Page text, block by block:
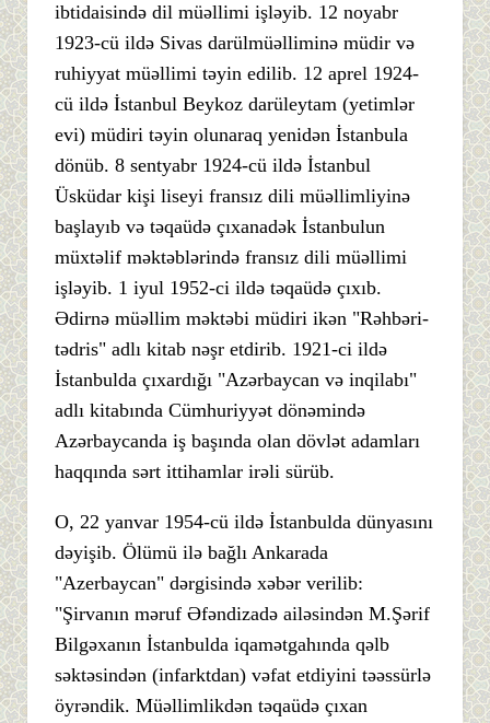
ibtidaisində dil müəllimi işləyib. 12 noyabr
1923-cü ildə Sivas darülmüəlliminə müdir və
ruhiyyat müəllimi təyin edilib. 12 aprel 1924-
cü ildə İstanbul Beykoz darüleytam (yetimlər
evi) müdiri təyin olunaraq yenidən İstanbula
dönüb. 8 sentyabr 1924-cü ildə İstanbul
Üsküdar kişi liseyi fransız dili müəllimliyinə
başlayıb və təqaüdə çıxanadək İstanbulun
müxtəlif məktəblərində fransız dili müəllimi
işləyib. 1 iyul 1952-ci ildə təqaüdə çıxıb.
Ədirnə müəllim məktəbi müdiri ikən "Rəhbəri-
tədris" adlı kitab nəşr etdirib. 1921-ci ildə
İstanbulda çıxardığı "Azərbaycan və inqilabı"
adlı kitabında Cümhuriyyət dönəmində
Azərbaycanda iş başında olan dövlət adamları
haqqında sərt ittihamlar irəli sürüb.
O, 22 yanvar 1954-cü ildə İstanbulda dünyasını
dəyişib. Ölümü ilə bağlı Ankarada
"Azerbaycan" dərgisində xəbər verilib:
"Şirvanın məruf Əfəndizadə ailəsindən M.Şərif
Bilgəxanın İstanbulda iqamətgahında qəlb
səktəsindən (infarktdan) vəfat etdiyini təəssürlə
öyrəndik. Müəllimlikdən təqaüdə çıxan